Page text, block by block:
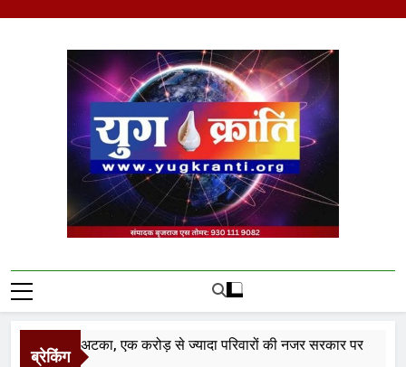
Yug Kranti | Trusted
News Portal
ब्रेकिंग
अटका, एक करोड़ से ज्यादा परिवारों की नजर सरकार पर